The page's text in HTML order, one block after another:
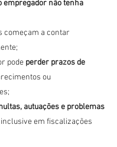
empregador não tenha
começam a contar
pode perder prazos de
ou
autuações e problemas
inclusive em fiscalizações